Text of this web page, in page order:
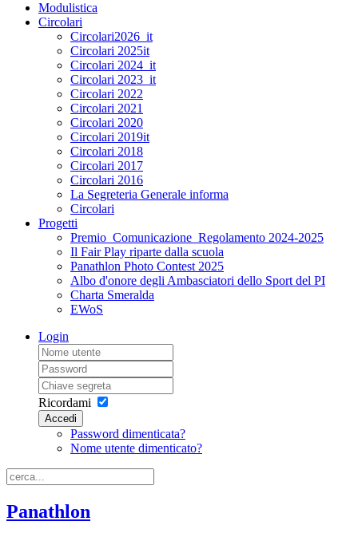
Modulistica
Circolari
Circolari2026_it
Circolari 2025it
Circolari 2024_it
Circolari 2023_it
Circolari 2022
Circolari 2021
Circolari 2020
Circolari 2019it
Circolari 2018
Circolari 2017
Circolari 2016
La Segreteria Generale informa
Circolari
Progetti
Premio_Comunicazione_Regolamento 2024-2025
Il Fair Play riparte dalla scuola
Panathlon Photo Contest 2025
Albo d'onore degli Ambasciatori dello Sport del PI
Charta Smeralda
EWoS
Login
Ricordami
Accedi
Password dimenticata?
Nome utente dimenticato?
Panathlon